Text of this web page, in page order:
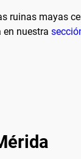
ruinas mayas
en nuestra